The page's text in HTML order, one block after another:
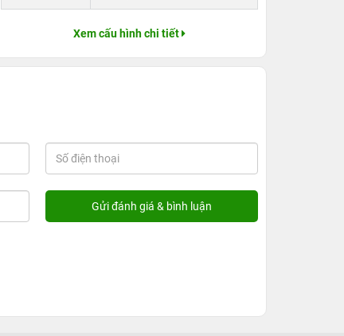
Xem cấu hình chi tiết